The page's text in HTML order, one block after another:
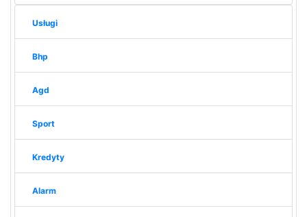
Usługi
Bhp
Agd
Sport
Kredyty
Alarm